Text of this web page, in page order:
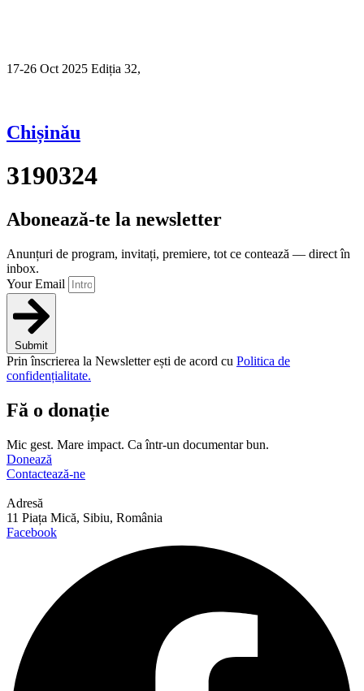
17-26 Oct 2025 Ediția 32,
Chișinău
3190324
Abonează-te la newsletter
Anunțuri de program, invitați, premiere, tot ce contează — direct în
inbox.
Your Email
Submit
Prin înscrierea la Newsletter ești de acord cu Politica de
confidențialitate.
Fă o donație
Mic gest. Mare impact. Ca într-un documentar bun.
Donează
Contactează-ne
Adresă
11 Piața Mică, Sibiu, România
Facebook